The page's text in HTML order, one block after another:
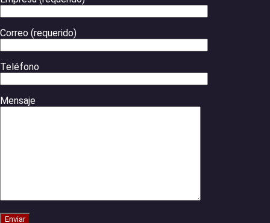
Correo (requerido)
Teléfono
Mensaje